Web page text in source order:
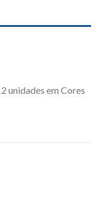
unidades em Cores